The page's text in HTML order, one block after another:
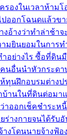
องในเวลาห้าม
ออกโฉนดแล้วข
อ้างว่าทำล่าช้า
ามยินยอมในกา
ย่างไร ซื้อที่ดิน
อื่นนำหัวกระดา
นฝึกอบรมต่างป
บ้านในที่ดินต่อม
ออกเช็คชำระห
างกายจนได้รับ
งโดนนายจ้างฟ้